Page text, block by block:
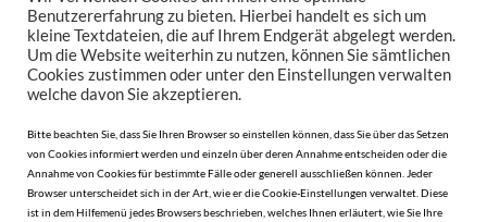
Impressum
AGB
Mediadaten
Benutzererfahrung zu bieten. Hierbei handelt es sich um
kleine Textdateien, die auf Ihrem Endgerät abgelegt werden.
Um die Website weiterhin zu nutzen, können Sie sämtlichen
Cookies zustimmen oder unter den Einstellungen verwalten
welche davon Sie akzeptieren.
Bitte beachten Sie, dass Sie Ihren Browser so einstellen können, dass Sie über das Setzen
von Cookies informiert werden und einzeln über deren Annahme entscheiden oder die
Annahme von Cookies für bestimmte Fälle oder generell ausschließen können. Jeder
Browser unterscheidet sich in der Art, wie er die Cookie-Einstellungen verwaltet. Diese
ist in dem Hilfemenü jedes Browsers beschrieben, welches Ihnen erläutert, wie Sie Ihre